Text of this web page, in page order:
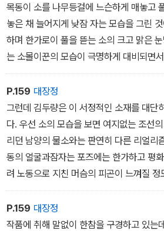
목동이 소를 나무등걸에 느슨하게 매놓고
놓은 채 늘어지게 낮잠 자는 모습을 그린
하며 한가로이 풀을 뜯는 소의 크고 맑은
는 소몰이꾼의 모습이 극명하게 대비되면
가동시에 느껴진다. 이런 그림은 본래 전
事)‘라고 해서 전원생활의 한가로운 즐거
져왔던 것이다.
P.159 대장정
그런데 김두량은 이 서정적인 소재를 대단
다. 우선 소의 모습을 보면 여지없는 조선
리던 남양의 물소와는 판연히 다른 리얼리
동의 얼굴과잠자는 포즈에는 한가하고 평
려 노동으로 지친 머슴의 피곤이 느껴질 정
다. 그러니까 김두량은전원의 한가한 풍경
(俗畵)로 전환시킨 것이었다. 그것은 조선
주는 또 하나의 경로였다.
P.159 대장정
작품에 취해 말없이 한참을 구경하고 있는